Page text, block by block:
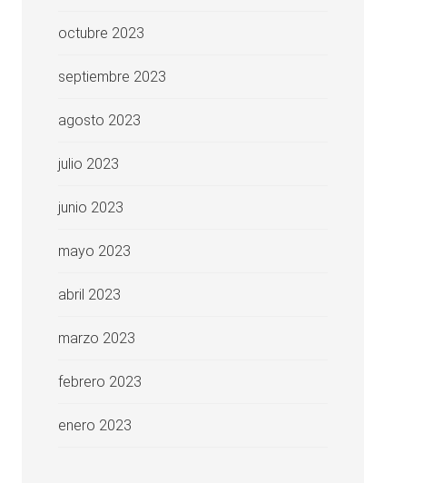
octubre 2023
septiembre 2023
agosto 2023
julio 2023
junio 2023
mayo 2023
abril 2023
marzo 2023
febrero 2023
enero 2023